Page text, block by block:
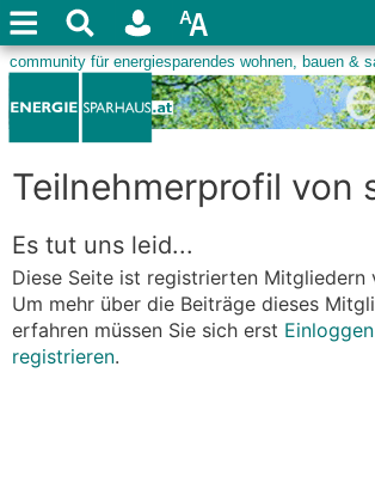
Teilnehmerprofil von
Es tut uns leid...
Diese Seite ist registrierten Mitgliedern
Um mehr über die Beiträge dieses
erfahren müssen Sie sich erst Einloggen
registrieren.